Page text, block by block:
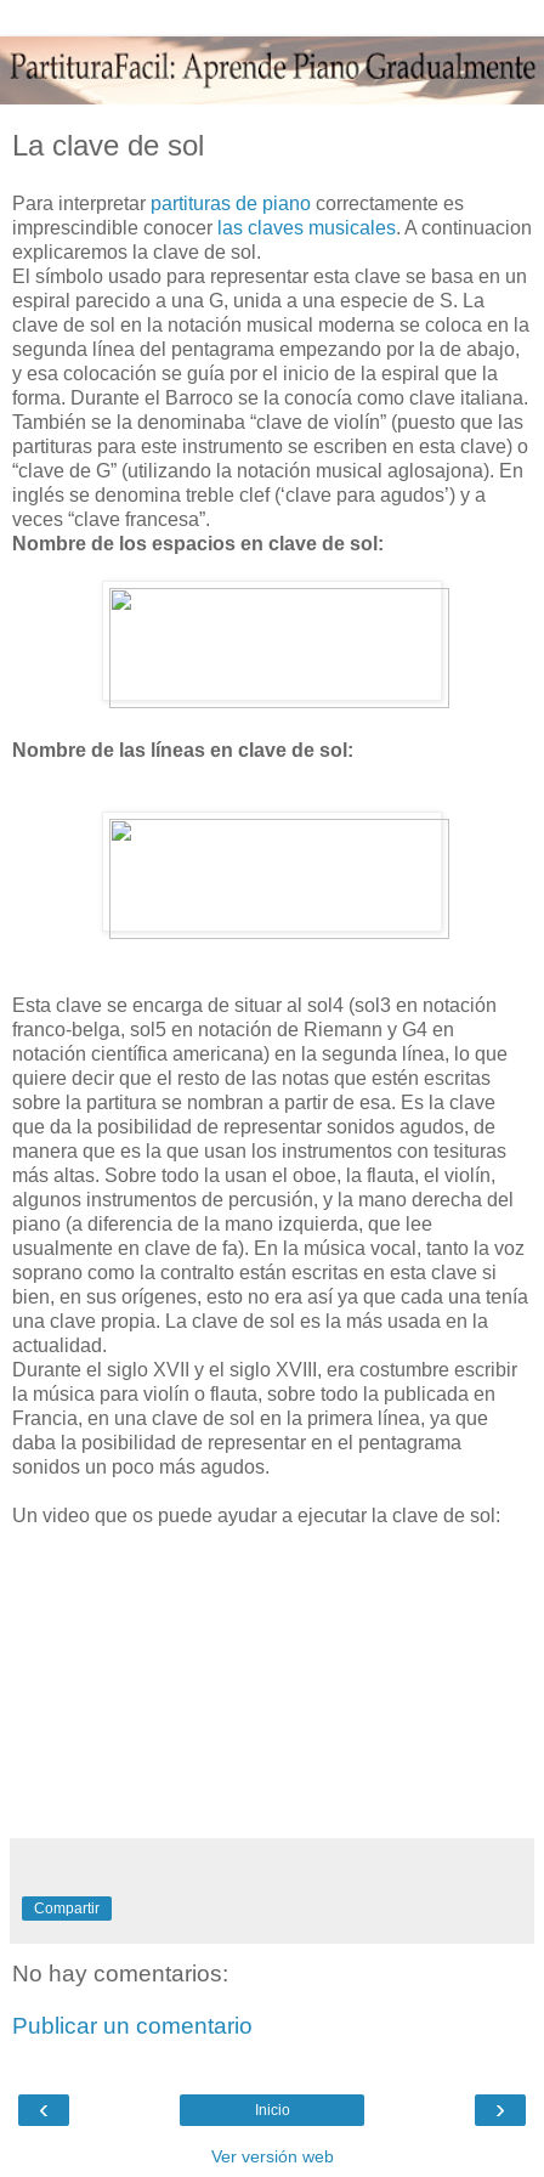
La clave de sol
Para interpretar partituras de piano correctamente es
imprescindible conocer las claves musicales. A continuacion
explicaremos la clave de sol.
El símbolo usado para representar esta clave se basa en un
espiral parecido a una G, unida a una especie de S. La
clave de sol en la notación musical moderna se coloca en la
segunda línea del pentagrama empezando por la de abajo,
y esa colocación se guía por el inicio de la espiral que la
forma. Durante el Barroco se la conocía como clave italiana.
También se la denominaba “clave de violín” (puesto que las
partituras para este instrumento se escriben en esta clave) o
“clave de G” (utilizando la notación musical aglosajona). En
inglés se denomina treble clef (‘clave para agudos’) y a
veces “clave francesa”.
Nombre de los espacios en clave de sol:
Nombre de las líneas en clave de sol:
Esta clave se encarga de situar al sol4 (sol3 en notación
franco-belga, sol5 en notación de Riemann y G4 en
notación científica americana) en la segunda línea, lo que
quiere decir que el resto de las notas que estén escritas
sobre la partitura se nombran a partir de esa. Es la clave
que da la posibilidad de representar sonidos agudos, de
manera que es la que usan los instrumentos con tesituras
más altas. Sobre todo la usan el oboe, la flauta, el violín,
algunos instrumentos de percusión, y la mano derecha del
piano (a diferencia de la mano izquierda, que lee
usualmente en clave de fa). En la música vocal, tanto la voz
soprano como la contralto están escritas en esta clave si
bien, en sus orígenes, esto no era así ya que cada una tenía
una clave propia. La clave de sol es la más usada en la
actualidad.
Durante el siglo XVII y el siglo XVIII, era costumbre escribir
la música para violín o flauta, sobre todo la publicada en
Francia, en una clave de sol en la primera línea, ya que
daba la posibilidad de representar en el pentagrama
sonidos un poco más agudos.
Un video que os puede ayudar a ejecutar la clave de sol:
Compartir
No hay comentarios:
Publicar un comentario
‹ ›
Inicio
Ver versión web